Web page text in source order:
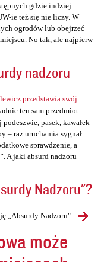
gdzie indziej
ie też się nie liczy. W
ogrodów lub obejrzeć
No tak, ale najpierw
nadzoru
przedstawia swój
ten sam przedmiot –
pasek, kawałek
– raz uruchamia sygnał
sprawdzenie, a
A jaki absurd nadzoru
Nadzoru"?
„Absurdy Nadzoru".
może